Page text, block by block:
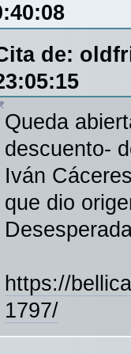
de:
Queda
descuento-
Iván
que dio
https://
1797/